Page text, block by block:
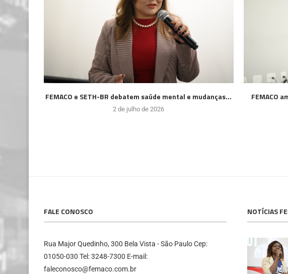
FEMACO e SETH-BR debatem saúde mental e mudanças...
2 de julho de 2026
FEMACO
FALE CONOSCO
Rua Major Quedinho, 300 Bela Vista - São Paulo Cep:
01050-030 Tel: 3248-7300 E-mail:
faleconosco@femaco.com.br
NOTÍCIAS